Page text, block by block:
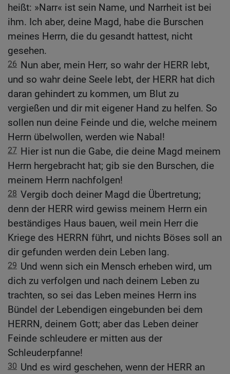
heißt: »Narr« ist sein Name, und Narrheit ist bei
ihm. Ich aber, deine Magd, habe die Burschen
meines Herrn, die du gesandt hattest, nicht
gesehen.
26 Nun aber, mein Herr, so wahr der HERR lebt,
und so wahr deine Seele lebt, der HERR hat dich
daran gehindert zu kommen, um Blut zu
vergießen und dir mit eigener Hand zu helfen. So
sollen nun deine Feinde und die, welche meinem
Herrn übelwollen, werden wie Nabal!
27 Hier ist nun die Gabe, die deine Magd meinem
Herrn hergebracht hat; gib sie den Burschen, die
meinem Herrn nachfolgen!
28 Vergib doch deiner Magd die Übertretung;
denn der HERR wird gewiss meinem Herrn ein
beständiges Haus bauen, weil mein Herr die
Kriege des HERRN führt, und nichts Böses soll an
dir gefunden werden dein Leben lang.
29 Und wenn sich ein Mensch erheben wird, um
dich zu verfolgen und nach deinem Leben zu
trachten, so sei das Leben meines Herrn ins
Bündel der Lebendigen eingebunden bei dem
HERRN, deinem Gott; aber das Leben deiner
Feinde schleudere er mitten aus der
Schleuderpfanne!
30 Und es wird geschehen, wenn der HERR an